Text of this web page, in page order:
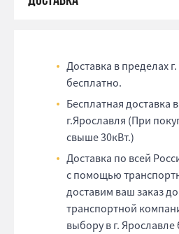
Доставка в пределах
бесплатно.
Бесплатная доставка
г.Ярославля (При
свыше 30кВт.)
Доставка по всей
с помощью
доставим ваш заказ
транспортной
выбору в г. Ярославле